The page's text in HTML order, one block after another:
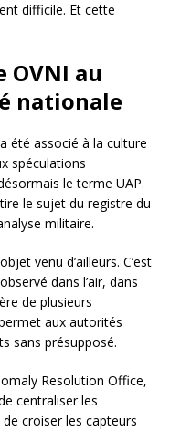
difficile. Et cette
OVNI au
nationale
été associé à la culture
spéculations
le terme UAP.
le sujet du registre du
militaire.
venu d’ailleurs. C’est
dans l’air, dans
de plusieurs
aux autorités
sans présupposé.
Resolution Office,
centraliser les
croiser les capteurs